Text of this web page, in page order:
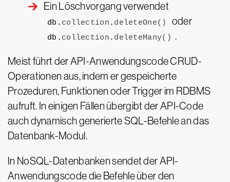
Ein Löschvorgang verwendet
db. collection . deleteOne() oder
db. collection . deleteMany() .
Meist führt der API-Anwendungscode CRUD-
Operationen aus, indem er gespeicherte
Prozeduren, Funktionen oder Trigger im RDBMS
aufruft. In einigen Fällen übergibt der API-Code
auch dynamisch generierte SQL-Befehle an das
Datenbank-Modul.
In NoSQL-Datenbanken sendet der API-
Anwendungscode die Befehle über den